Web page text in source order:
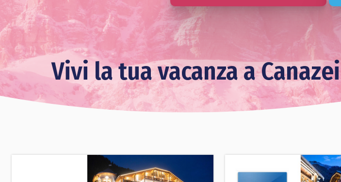
Vivi la tua vacanza a